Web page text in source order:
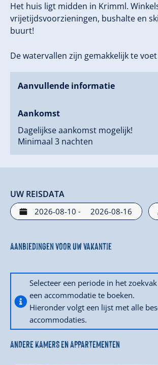
Het huis ligt midden in Krimml.
vrijetijdsvoorzieningen, bushalte en
buurt!
De watervallen zijn gemakkelijk te
Aanvullende informatie
Aankomst
Dagelijkse aankomst mogelijk!
Minimaal 3 nachten
UW REISDATA
-
Aanbiedingen voor uw vakantie
Selecteer een periode in het
een accommodatie te boeken.
Hieronder volgt een lijst met alle
accommodaties.
ANDERE KAMERS EN APPARTEMENTEN